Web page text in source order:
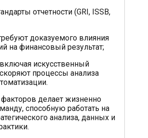
отчетности (GRI, ISSB,
доказуемого влияния
на финансовый результат;
искусственный
процессы анализа
делает жизненно
способную работать на
анализа, данных и